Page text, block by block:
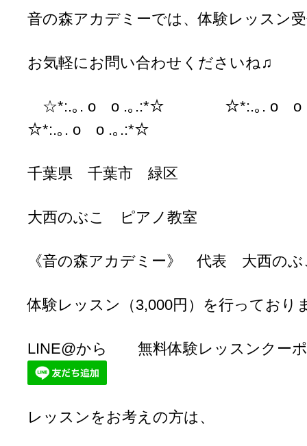
音の森アカデミーでは、体験レッスン
お気軽にお問い合わせくださいね♫
☆*:.｡. o o .｡.:*☆ ☆*:.｡. o
☆*:.｡. o o .｡.:*☆
千葉県 千葉市 緑区
大西のぶこ ピアノ教室
《音の森アカデミー》 代表 大西のぶ
体験レッスン（3,000円）を行っており
LINE@から 無料体験レッスンクーポ
レッスンをお考えの方は、